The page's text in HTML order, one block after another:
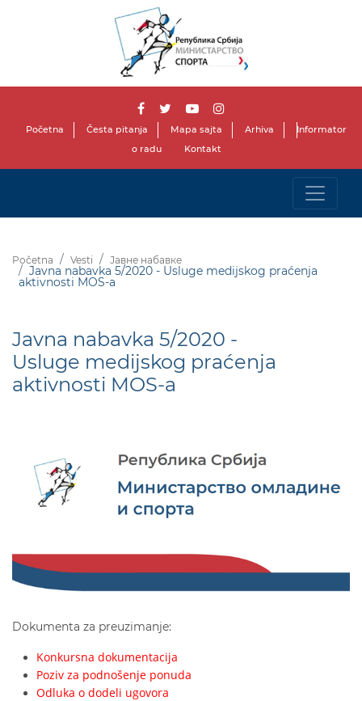
Početna Česta pitanja Mapa sajta Arhiva
Informator
o radu
Kontakt
Početna Vesti Јавне набавке
Javna nabavka 5/2020 - Usluge medijskog praćenja
aktivnosti MOS-a
Javna nabavka 5/2020 -
Usluge medijskog praćenja
aktivnosti MOS-a
Dokumenta za preuzimanje:
Konkursna dokumentacija
Poziv za podnošenje ponuda
Odluka o dodeli ugovora